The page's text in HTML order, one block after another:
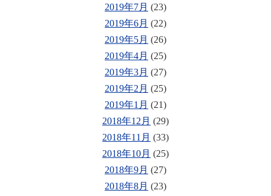
2019年7月 (23)
2019年6月 (22)
2019年5月 (26)
2019年4月 (25)
2019年3月 (27)
2019年2月 (25)
2019年1月 (21)
2018年12月 (29)
2018年11月 (33)
2018年10月 (25)
2018年9月 (27)
2018年8月 (23)